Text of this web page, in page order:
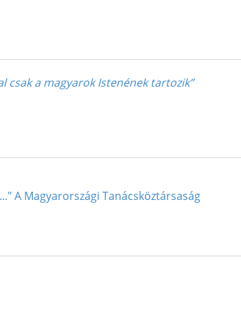
csak a magyarok Istenének tartozik”
A Magyarországi Tanácsköztársaság